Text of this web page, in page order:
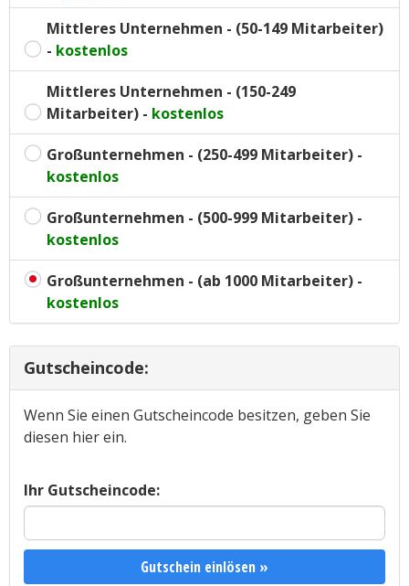
Mittleres Unternehmen - (50-149 Mitarbeiter)
- kostenlos
Mittleres Unternehmen - (150-249
Mitarbeiter) - kostenlos
Großunternehmen - (250-499 Mitarbeiter) -
kostenlos
Großunternehmen - (500-999 Mitarbeiter) -
kostenlos
Großunternehmen - (ab 1000 Mitarbeiter) -
kostenlos
Gutscheincode:
Wenn Sie einen Gutscheincode besitzen, geben Sie
diesen hier ein.
Ihr Gutscheincode:
Gutschein einlösen »